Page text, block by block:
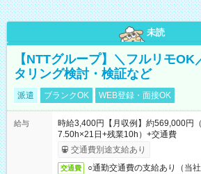
未読
【NTTグループ】＼フルリモOK
タリング検討・検証など
派遣 ブランクOK WEB登録・面接OK
給与
時給3,400円【月収例】約569,000円
7.50h×21日+残業10h）+交通費
交通費別途支給あり
交通費 ○通勤交通費の支給あり（当社